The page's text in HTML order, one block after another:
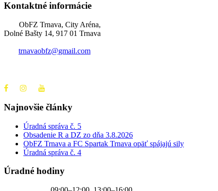
Kontaktné informácie
ObFZ Trnava, City Aréna,
Dolné Bašty 14, 917 01 Trnava
trnavaobfz@gmail.com
Najnovšie články
Úradná správa č. 5
Obsadenie R a DZ zo dňa 3.8.2026
ObFZ Trnava a FC Spartak Trnava opäť spájajú sily
Úradná správa č. 4
Úradné hodiny